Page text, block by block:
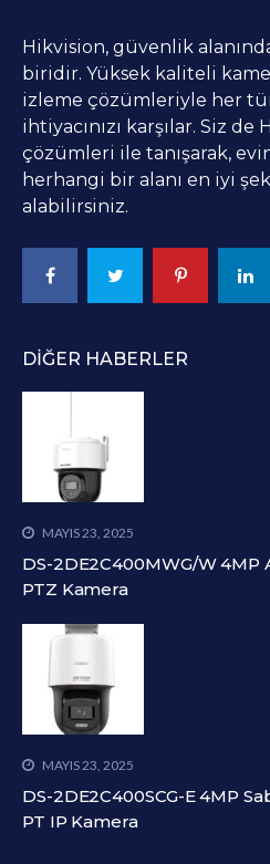
Hikvision, güvenlik
biridir. Yüksek kaliteli
izleme çözümleriyle her
ihtiyacınızı karşılar. Siz
çözümleri ile tanışarak,
herhangi bir alanı en iyi
alabilirsiniz.
DIĞER HABERLER
MAYIS 23, 2025
DS-2DE2C400MWG/W 4MP
PTZ Kamera
MAYIS 23, 2025
DS-2DE2C400SCG-E 4MP
PT IP Kamera